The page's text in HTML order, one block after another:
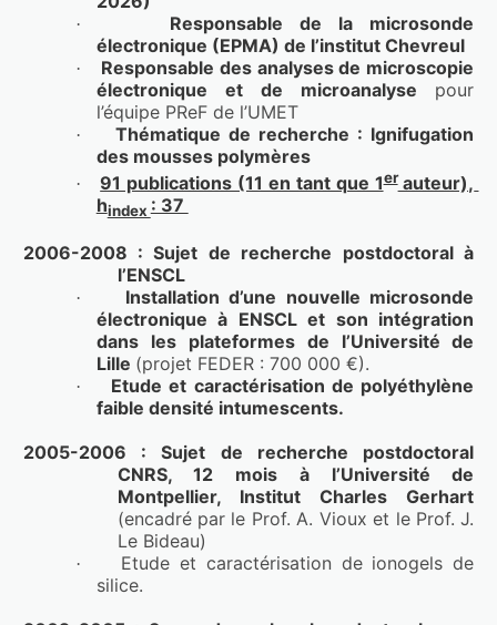
·
Responsable de la microsonde
électronique (EPMA) de l’institut Chevreul
·
Responsable des analyses de microscopie
électronique et de microanalyse pour
l’équipe PReF de l’UMET
·
Thématique de recherche : Ignifugation
des mousses polymères
· 91 publications (11 en tant que 1er auteur),
hindex : 37
2006-2008 : Sujet de recherche postdoctoral à
l’ENSCL
·
Installation d’une nouvelle microsonde
électronique à ENSCL et son intégration
dans les plateformes de l’Université de
Lille (projet FEDER : 700 000 €).
·
Etude et caractérisation de polyéthylène
faible densité intumescents.
2005-2006 : Sujet de recherche postdoctoral
CNRS, 12 mois à l’Université de
(encadré par le Prof. A. Vioux et le Prof. J.
Le Bideau)
·
Etude et caractérisation de ionogels de
silice.